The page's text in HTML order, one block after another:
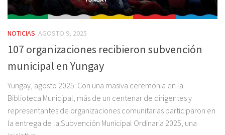
NOTICIAS AGOSTO 9, 2025
107 organizaciones recibieron subvención
municipal en Yungay
Yungay, agosto 2025: Con una masiva ceremonia en la
Biblioteca Municipal, más de un centenar de dirigentes y
representantes de organizaciones comunitarias participaron en
la entrega de la Subvención Municipal Ordinaria 2025, una